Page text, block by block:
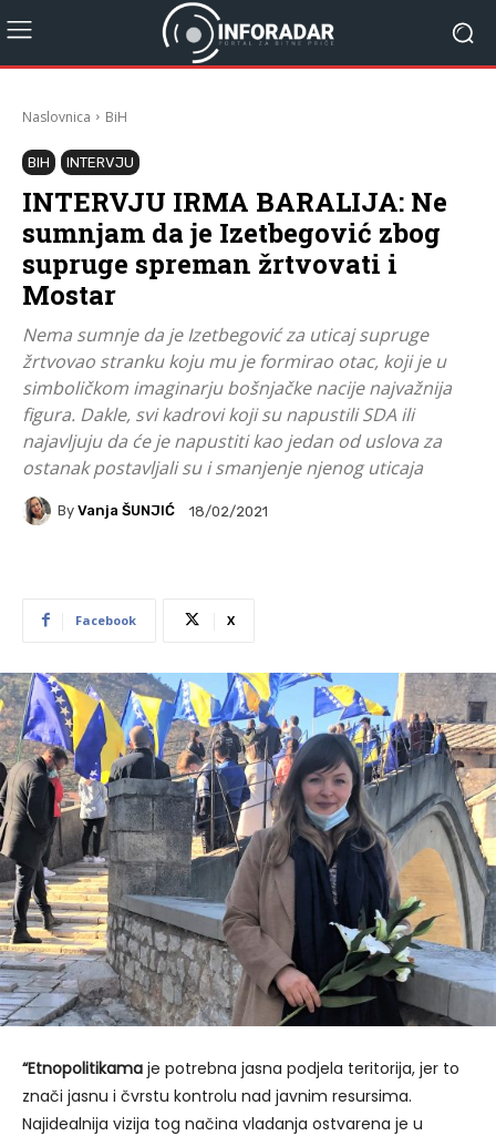
Naslovnica BiH
BIH INTERVJU
INTERVJU IRMA BARALIJA: Ne
sumnjam da je Izetbegović zbog
supruge spreman žrtvovati i
Mostar
Nema sumnje da je Izetbegović za uticaj supruge
žrtvovao stranku koju mu je formirao otac, koji je u
simboličkom imaginarju bošnjačke nacije najvažnija
figura. Dakle, svi kadrovi koji su napustili SDA ili
najavljuju da će je napustiti kao jedan od uslova za
ostanak postavljali su i smanjenje njenog uticaja
By Vanja ŠUNJIĆ 18/02/2021
Facebook X
“Etnopolitikama je potrebna jasna podjela teritorija, jer to
znači jasnu i čvrstu kontrolu nad javnim resursima.
Najidealnija vizija tog načina vladanja ostvarena je u